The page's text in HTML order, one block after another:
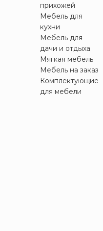
прихожей
Мебель для
кухни
Мебель для
дачи и отдыха
Мягкая мебель
Мебель на заказ
Комплектующие
для мебели